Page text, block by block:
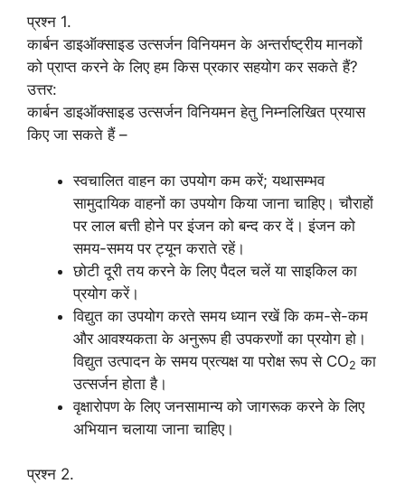
प्रश्न 1.
कार्बन डाइऑक्साइड उत्सर्जन विनियमन के अन्तर्राष्ट्रीय मानकों
को प्राप्त करने के लिए हम किस प्रकार सहयोग कर सकते हैं?
उत्तर:
कार्बन डाइऑक्साइड उत्सर्जन विनियमन हेतु निम्नलिखित प्रयास
किए जा सकते हैं –
स्वचालित वाहन का उपयोग कम करें; यथासम्भव
सामुदायिक वाहनों का उपयोग किया जाना चाहिए। चौराहों
पर लाल बत्ती होने पर इंजन को बन्द कर दें। इंजन को
समय-समय पर ट्यून कराते रहें।
छोटी दूरी तय करने के लिए पैदल चलें या साइकिल का
प्रयोग करें।
विद्युत का उपयोग करते समय ध्यान रखें कि कम-से-कम
और आवश्यकता के अनुरूप ही उपकरणों का प्रयोग हो।
विद्युत उत्पादन के समय प्रत्यक्ष या परोक्ष रूप से CO2 का
उत्सर्जन होता है।
वृक्षारोपण के लिए जनसामान्य को जागरूक करने के लिए
अभियान चलाया जाना चाहिए।
प्रश्न 2.